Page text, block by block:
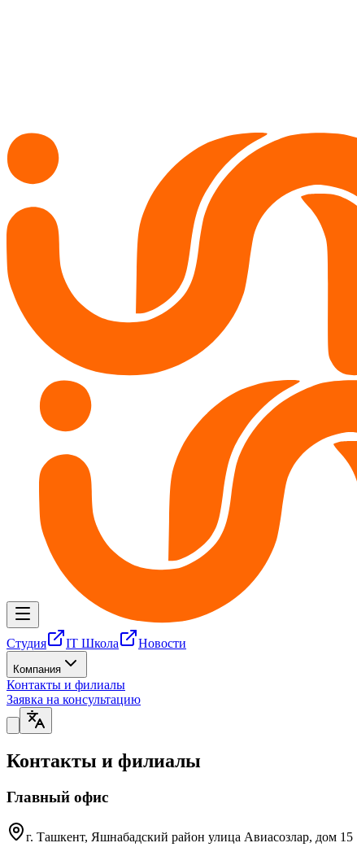
Студия IT Школа Новости
Компания
Контакты и филиалы
Заявка на консультацию
Контакты и филиалы
Главный офис
г. Ташкент, Яшнабадский район улица Авиасозлар, дом 15